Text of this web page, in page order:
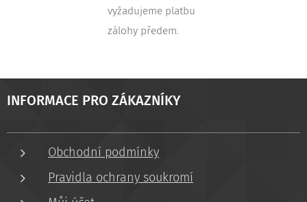
vyžadujeme platbu
zálohy předem.
INFORMACE PRO ZÁKAZNÍKY
Obchodní podmínky
Pravidla ochrany soukromí